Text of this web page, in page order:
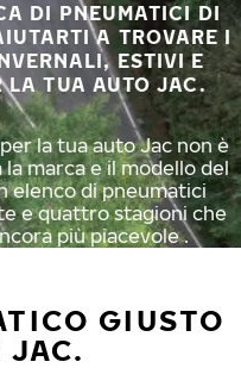
DI PNEUMATICI DI
A TROVARE I
ESTIVI E
LA TUA AUTO JAC.
la tua auto Jac non è
marca e il modello del
elenco di pneumatici
e quattro stagioni che
più piacevole .
GIUSTO
JAC.